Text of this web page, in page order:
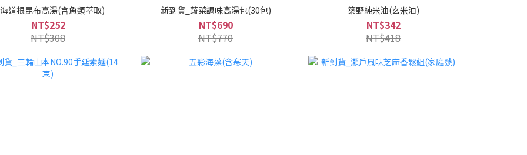
道根昆布高湯(含魚類萃取)
NT$252
NT$308
新到貨_蔬菜調味高湯包(30包)
NT$690
NT$770
築野純米油(玄米油)
NT$342
NT$418